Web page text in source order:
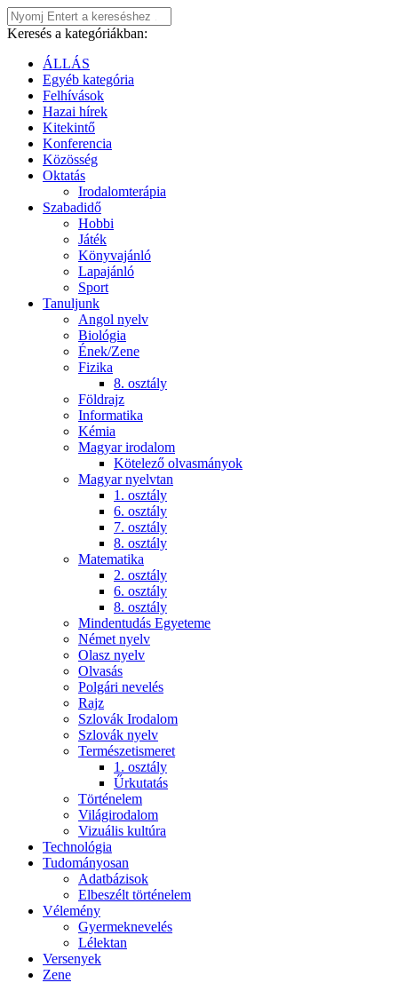
Keresés a kategóriákban:
ÁLLÁS
Egyéb kategória
Felhívások
Hazai hírek
Kitekintő
Konferencia
Közösség
Oktatás
Irodalomterápia
Szabadidő
Hobbi
Játék
Könyvajánló
Lapajánló
Sport
Tanuljunk
Angol nyelv
Biológia
Ének/Zene
Fizika
8. osztály
Földrajz
Informatika
Kémia
Magyar irodalom
Kötelező olvasmányok
Magyar nyelvtan
1. osztály
6. osztály
7. osztály
8. osztály
Matematika
2. osztály
6. osztály
8. osztály
Mindentudás Egyeteme
Német nyelv
Olasz nyelv
Olvasás
Polgári nevelés
Rajz
Szlovák Irodalom
Szlovák nyelv
Természetismeret
1. osztály
Űrkutatás
Történelem
Világirodalom
Vizuális kultúra
Technológia
Tudományosan
Adatbázisok
Elbeszélt történelem
Vélemény
Gyermeknevelés
Lélektan
Versenyek
Zene